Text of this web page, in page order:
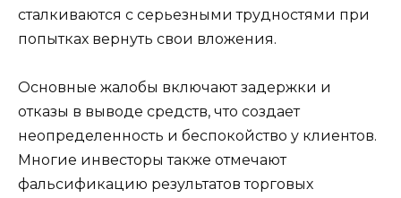
сталкиваются с серьезными трудностями при
попытках вернуть свои вложения.
Основные жалобы включают задержки и
отказы в выводе средств, что создает
неопределенность и беспокойство у клиентов.
Многие инвесторы также отмечают
фальсификацию результатов торговых